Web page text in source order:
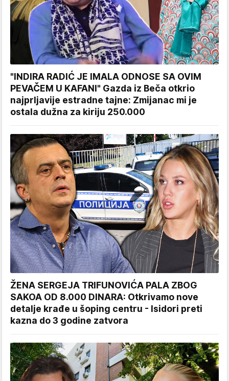
"INDIRA RADIĆ JE IMALA ODNOSE SA OVIM
PEVAČEM U KAFANI" Gazda iz Beča otkrio
najprljavije estradne tajne: Zmijanac mi je
ostala dužna za kiriju 250.000
ŽENA SERGEJA TRIFUNOVIĆA PALA ZBOG
SAKOA OD 8.000 DINARA: Otkrivamo nove
detalje krađe u šoping centru - Isidori preti
kazna do 3 godine zatvora